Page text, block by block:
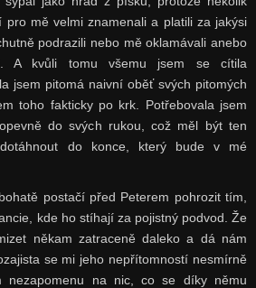
pro mě velmi znamenali a platili za jakýsi
podrazili nebo mě oklamávali anebo
A kvůli tomu všemu jsem se cítila
jsem pitomá naivní oběť svých pitomých
toho fakticky po krk. Potřebovala jsem
do svých rukou, což měl být ten
do konce, který bude v mé
postačí před Peterem pohrozit tím,
kde ho stíhají za pojistný podvod. Že
někam zatraceně daleko a dá nám
se mi jeho nepřítomností nesmírně
nezapomenu na nic, co se díky němu